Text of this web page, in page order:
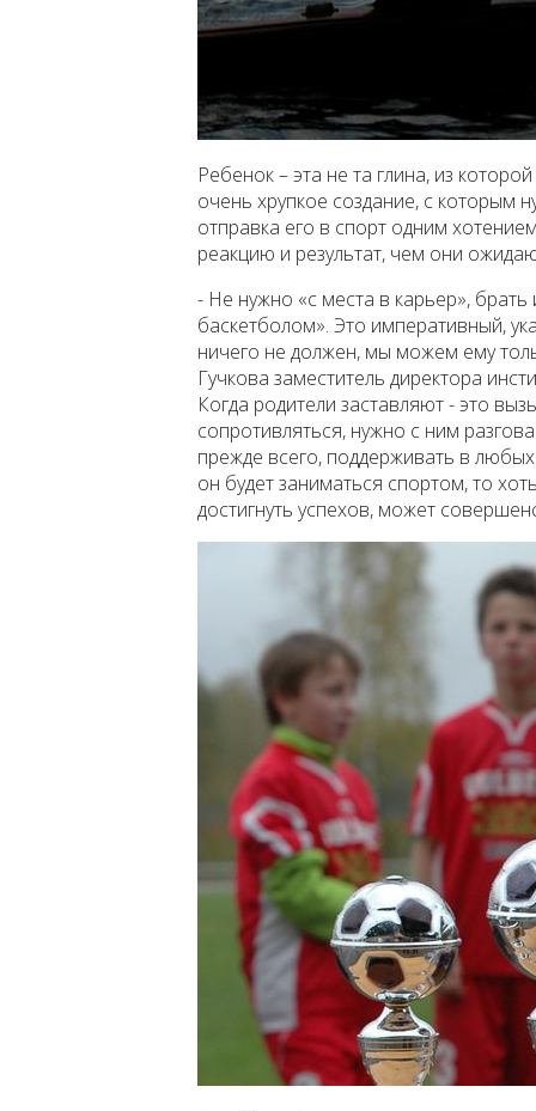
Ребенок – эта не та глина, из
очень хрупкое создание, с
отправка его в спорт одним
реакцию и результат, чем они
- Не нужно «с места в карьер»,
баскетболом». Это императивный,
ничего не должен, мы можем ему
Гучкова заместитель директора
Когда родители заставляют - это
сопротивляться, нужно с ним
прежде всего, поддерживать в
он будет заниматься спортом, то
достигнуть успехов, может